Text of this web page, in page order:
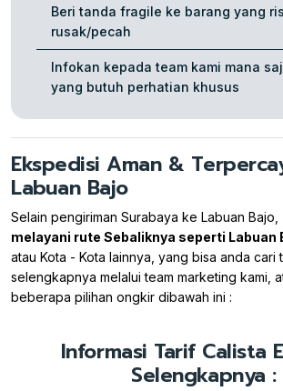
Beri tanda fragile ke barang yang
rusak/pecah
Infokan kepada team kami mana
yang butuh perhatian khusus
Ekspedisi Aman &
Labuan Bajo
Selain pengiriman Surabaya ke Labuan Bajo,
melayani rute Sebaliknya seperti Labuan
atau Kota - Kota lainnya, yang bisa anda cari
selengkapnya melalui team marketing kami,
beberapa pilihan ongkir dibawah ini :
Informasi Tarif Calista
Selengkapnya :